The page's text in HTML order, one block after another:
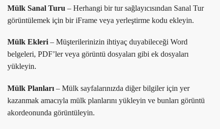
Mülk Sanal Turu – Herhangi bir tur sağlayıcısından Sanal Tur
görüntülemek için bir iFrame veya yerleştirme kodu ekleyin.
Mülk Ekleri – Müşterilerinizin ihtiyaç duyabileceği Word
belgeleri, PDF’ler veya görüntü dosyaları gibi ek dosyaları
yükleyin.
Mülk Planları – Mülk sayfalarınızda diğer bilgiler için yer
kazanmak amacıyla mülk planlarını yükleyin ve bunları görüntü
akordeonunda görüntüleyin.